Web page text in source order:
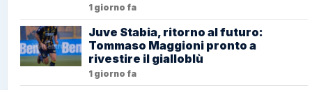
1 giorno fa
Juve Stabia, ritorno al futuro:
Tommaso Maggioni pronto a
rivestire il gialloblù
1 giorno fa